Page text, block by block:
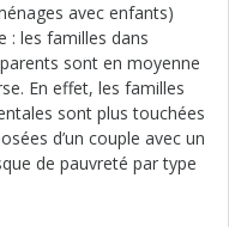
avec enfants)
: les familles dans
sont en moyenne
En effet, les familles
sont plus touchées
d’un couple avec un
de pauvreté par type